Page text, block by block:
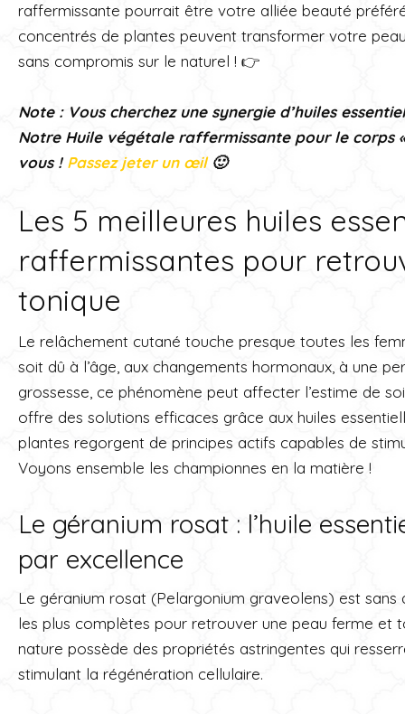
raffermissante pourrait être votre alliée beauté
concentrés de plantes peuvent transformer votre
sans compromis sur le naturel ! 👉
Note : Vous cherchez une synergie d’huiles
Notre Huile végétale raffermissante pour le corps
vous ! Passez jeter un œil🙂
Les 5 meilleures huiles
raffermissantes pour
tonique
Le relâchement cutané touche presque toutes les
soit dû à l’âge, aux changements hormonaux, à une
grossesse, ce phénomène peut affecter l’estime de
offre des solutions efficaces grâce aux huiles
plantes regorgent de principes actifs capables de
Voyons ensemble les championnes en la matière !
Le géranium rosat : l’huile
par excellence
Le géranium rosat (Pelargonium graveolens) est sans
les plus complètes pour retrouver une peau ferme et
nature possède des propriétés astringentes qui
stimulant la régénération cellulaire.